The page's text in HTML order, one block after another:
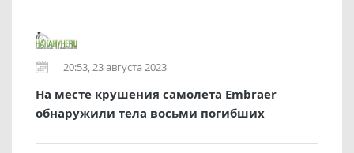
20:53, 23 августа 2023
На месте крушения самолета Embraer
обнаружили тела восьми погибших